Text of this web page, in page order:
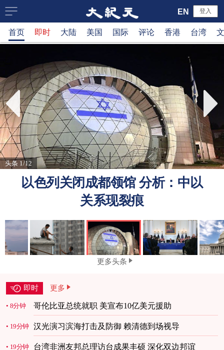
大
纪
元
新
闻
网
登入
EN
首页 即时 大陆 美国 国际 评论 香港 台湾
头条 1/12
以色列关闭成都领馆 分析：中以
关系现裂痕
更多头条
即时 更多
8分钟 哥伦比亚总统就职 美宣布10亿美元援助
19分钟 汉光演习滨海打击及防御 赖清德到场视导
19分钟 台湾非洲友邦总理访台成果丰硕 深化双边邦谊